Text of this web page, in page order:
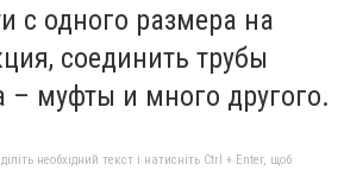
с одного размера на
соединить трубы
– муфты и много другого.
необхідний текст і натисніть Ctrl + Enter, щоб